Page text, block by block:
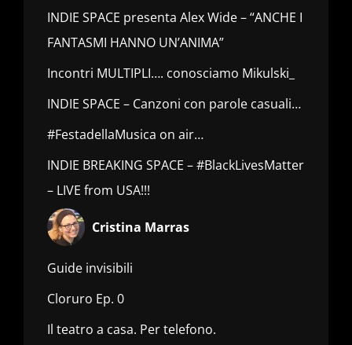
INDIE SPACE presenta Alex Wide – “ANCHE I
FANTASMI HANNO UN’ANIMA”
Incontri MULTIPLI…. conosciamo Mikulski_
INDIE SPACE – Canzoni con parole casuali…
#FestadellaMusica on air…
INDIE BREAKING SPACE – #BlackLivesMatter
– LIVE from USA!!!
Cristina Marras
Guide invisibili
Cloruro Ep. 0
Il teatro a casa. Per telefono.